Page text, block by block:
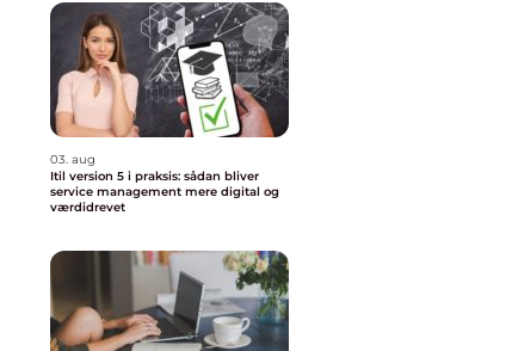
03. aug
Itil version 5 i praksis: sådan bliver
service management mere digital og
værdidrevet